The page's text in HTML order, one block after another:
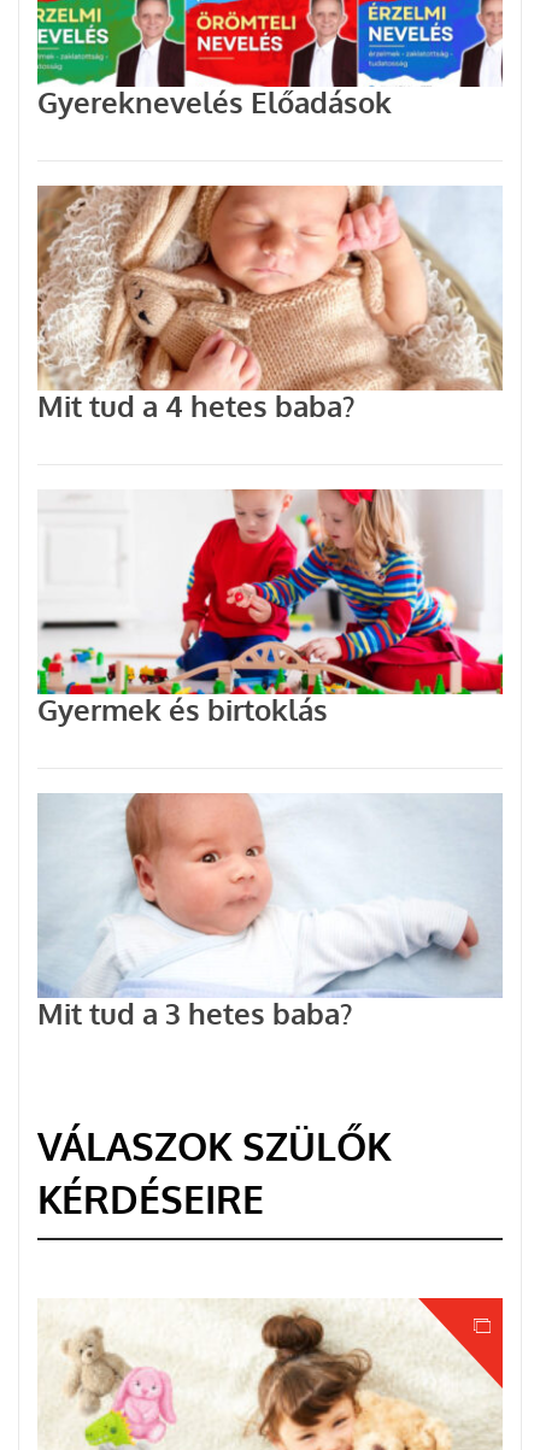
Gyereknevelés Előadások
Mit tud a 4 hetes baba?
Gyermek és birtoklás
Mit tud a 3 hetes baba?
VÁLASZOK SZÜLŐK
KÉRDÉSEIRE